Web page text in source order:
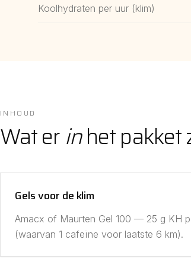
Koolhydraten per uur (klim)
INHOUD
Wat erinhet pakket
Gels voor de klim
Amacx of Maurten Gel 100 — 25 g KH
(waarvan 1 cafeïne voor laatste 6 km).